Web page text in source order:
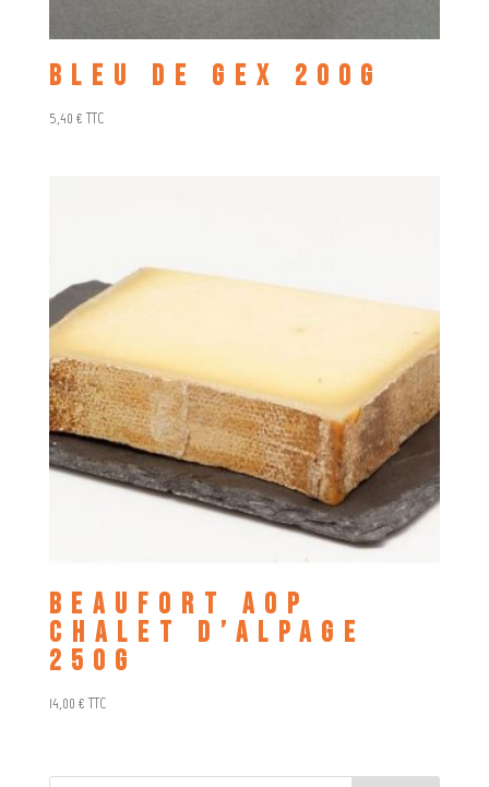
Bleu de Gex 200g
5,40 € TTC
Beaufort AOP
chalet d’alpage
250g
14,00 € TTC